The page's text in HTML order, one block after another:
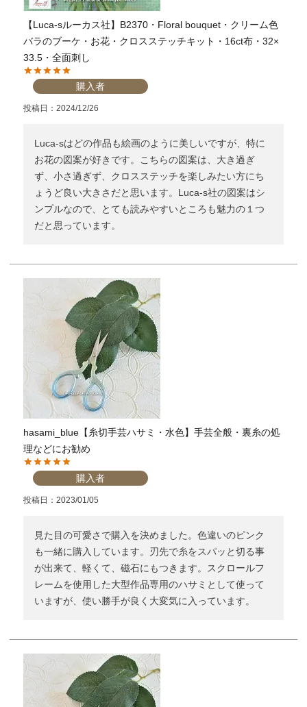
【Luca-sルーカス社】B2370・Floral bouquet・クリーム色
バラのブーケ・お花・クロスステッチキット・16ct布・32×
33.5・全面刺し
購入者
投稿日 2024/12/26
Luca-sはどの作品も絵画のように美しいですが、特に
お花の図案が好きです。こちらの図案は、大き過ぎ
ず、小さ過ぎず、クロスステッチを楽しみたい方にち
ょうど良い大きさだと思います。Luca-s社の図案はシ
ンプルなので、とても読みやすいところも魅力の１つ
だと思っています。
hasami_blue【糸切手芸ハサミ・水色】手芸全般・裏糸の処
理などにお勧め
購入者
投稿日 2023/01/05
見た目の可愛さで購入を決めました。色違いのピンク
も一緒に購入しています。刃先で糸をスパッと切る事
が出来て、軽くて、磁石にもつきます。スクロールフ
レームを使用した大型作品専用のハサミとして使って
いますが、使い勝手が良く大変気に入っています。